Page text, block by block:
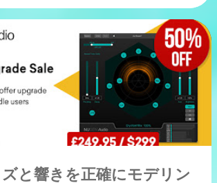
と響きを正確にモデリン